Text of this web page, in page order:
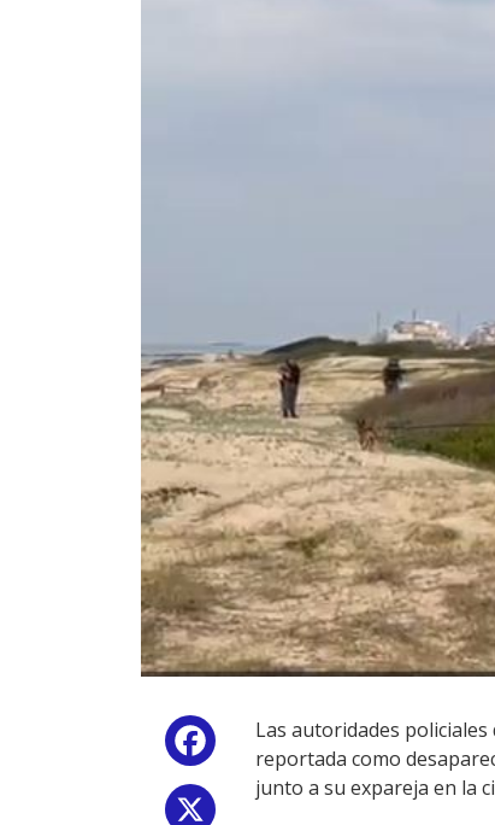
Facebook
Las autoridades
reportada como
junto a su expareja en la